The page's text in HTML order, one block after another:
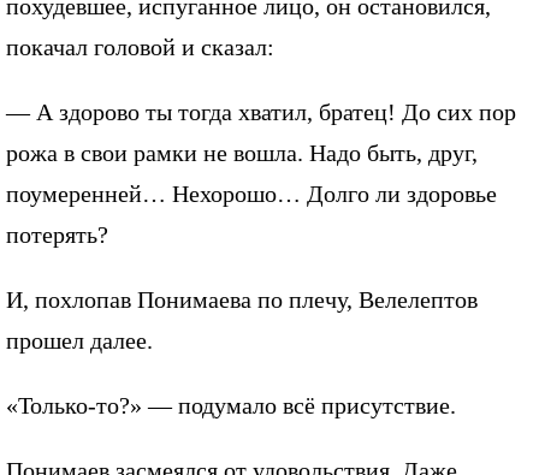
похудевшее, испуганное лицо, он остановился,
покачал головой и сказал:
— А здорово ты тогда хватил, братец! До сих пор
рожа в свои рамки не вошла. Надо быть, друг,
поумеренней… Нехорошо… Долго ли здоровье
потерять?
И, похлопав Понимаева по плечу, Велелептов
прошел далее.
«Только-то?» — подумало всё присутствие.